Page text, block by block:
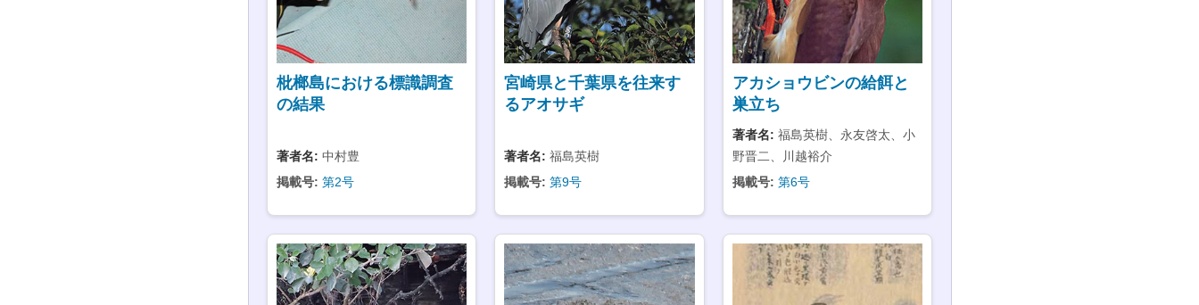
枇榔島における標識調査
の結果
著者名: 中村豊
掲載号: 第2号
宮崎県と千葉県を往来す
るアオサギ
著者名: 福島英樹
掲載号: 第9号
アカショウビンの給餌と
巣立ち
著者名: 福島英樹、永友啓太、小
野晋二、川越裕介
掲載号: 第6号